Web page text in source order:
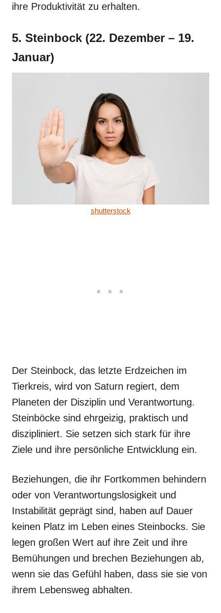
ihre Produktivität zu erhalten.
5. Steinbock (22. Dezember – 19.
Januar)
shutterstock
Der Steinbock, das letzte Erdzeichen im
Tierkreis, wird von Saturn regiert, dem
Planeten der Disziplin und Verantwortung.
Steinböcke sind ehrgeizig, praktisch und
diszipliniert. Sie setzen sich stark für ihre
Ziele und ihre persönliche Entwicklung ein.
Beziehungen, die ihr Fortkommen behindern
oder von Verantwortungslosigkeit und
Instabilität geprägt sind, haben auf Dauer
keinen Platz im Leben eines Steinbocks. Sie
legen großen Wert auf ihre Zeit und ihre
Bemühungen und brechen Beziehungen ab,
wenn sie das Gefühl haben, dass sie sie von
ihrem Lebensweg abhalten.